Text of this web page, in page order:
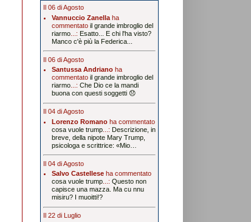
Il 06 di Agosto
Vannuccio Zanellaha
commentato il grande imbroglio del
riarmo...: Esatto... E chi l'ha visto?
Manco c'è più la Federica...
Il 06 di Agosto
Santussa Andrianoha
commentato il grande imbroglio del
riarmo...: Che Dio ce la mandi
buona con questi soggetti 😞
Il 04 di Agosto
Lorenzo Romanoha commentato
cosa vuole trump...: Descrizione, in
breve, della nipote Mary Trump,
psicologa e scrittrice: «Mio…
Il 04 di Agosto
Salvo Castelleseha commentato
cosa vuole trump...: Questo non
capisce una mazza. Ma cu nnu
misiru? I muoitti!?
Il 22 di Luglio